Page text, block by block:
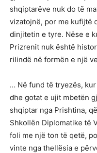
shqiptarëve nuk do të
vizatojnë, por me kufijtë
dinjitetin e tyre. Nëse e
Prizrenit nuk është
rilindë në formën e një
… Në fund të tryezës,
dhe gotat e ujit mbetën
shqiptar nga Prishtina,
Shkollën Diplomatike të
foli me një ton të qetë,
vinte nga thellësia e